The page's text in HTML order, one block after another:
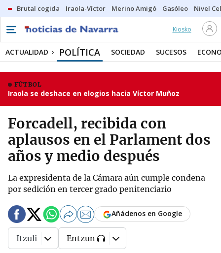
Brutal cogida Iraola-Víctor Merino Amigó Gasóleo Nivel
Kiosko
ACTUALIDAD POLÍTICA SOCIEDAD SUCESOS
FÚTBOL
Iraola se deshace en elogios hacia Víctor Muñoz
Forcadell, recibida con
aplausos en el Parlament dos
años y medio después
La expresidenta de la Cámara aún cumple condena
por sedición en tercer grado penitenciario
Añádenos en Google
Itzuli Entzun